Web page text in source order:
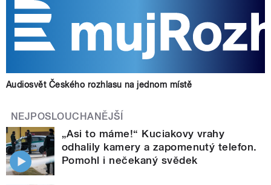
Audiosvět Českého rozhlasu na jednom místě
NEJPOSLOUCHANĚJŠÍ
„Asi to máme!“ Kuciakovy vrahy
odhalily kamery a zapomenutý telefon.
Pomohl i nečekaný svědek